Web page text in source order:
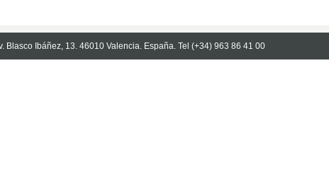
Blasco Ibáñez, 13. 46010 Valencia. España. Tel (+34) 963 86 41 00